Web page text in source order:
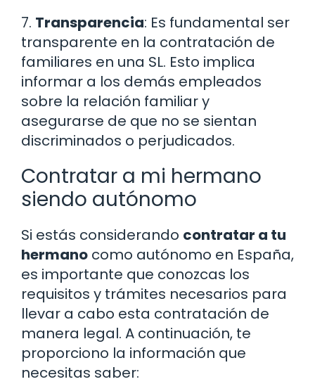
7. Transparencia: Es fundamental ser
transparente en la contratación de
familiares en una SL. Esto implica
informar a los demás empleados
sobre la relación familiar y
asegurarse de que no se sientan
discriminados o perjudicados.
Contratar a mi hermano
siendo autónomo
Si estás considerando contratar a tu
hermano como autónomo en España,
es importante que conozcas los
requisitos y trámites necesarios para
llevar a cabo esta contratación de
manera legal. A continuación, te
proporciono la información que
necesitas saber: